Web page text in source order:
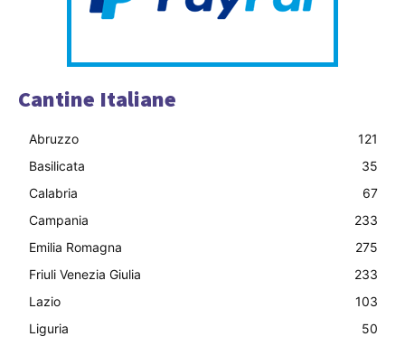
Cantine Italiane
Abruzzo
121
Basilicata
35
Calabria
67
Campania
233
Emilia Romagna
275
Friuli Venezia Giulia
233
Lazio
103
Liguria
50